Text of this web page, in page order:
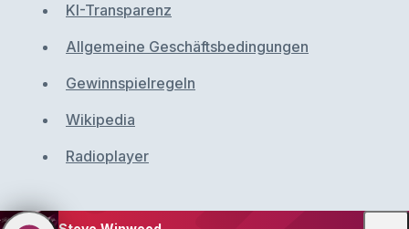
KI-Transparenz
Allgemeine Geschäftsbedingungen
Gewinnspielregeln
Wikipedia
Radioplayer